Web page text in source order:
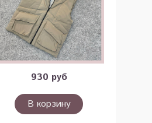
930 руб
В корзину